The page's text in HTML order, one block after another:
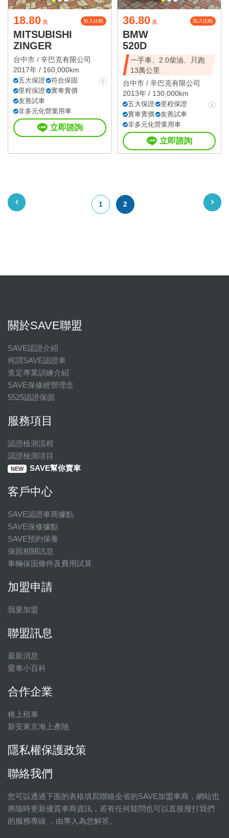
18.80 萬 加入比較
MITSUBISHI
ZINGER
台中市 / 辛巴克有限公司
2017年 / 160,000km
五大保證
符合保固
里程保證
實車實價
友善試車
非多元化營業用車
立即諮詢
36.80 萬 加入比較
BMW
520D
一手車、2.0柴油、只跑
13萬公里
台中市 / 辛巴克有限公司
2013年 / 130,000km
五大保證
里程保證
實車實價
友善試車
非多元化營業用車
立即諮詢
1 2
關於SAVE聯盟
SAVE認證介紹
何謂SAVE認證車
查定專業訓練介紹
SAVE保修經營理念
5525認證保固
服務項目
認證檢測流程
認證檢測項目
NEW SAVE幫你賣車
客戶中心
SAVE認證車商據點
SAVE保修據點
SAVE預約保養
保固相關訊息
車輛保固條件及費用試算
加盟申請
我要加盟
聯盟訊息
最新消息
愛車小百科
合作企業
格上租車
新安東京海上產險
隱私權保護政策
聯絡我們
您可以透過下面的表格填寫聯絡全省的SAVE加盟車商，網站也
將隨時更新優質車商資訊，若有任何疑問也可以直接撥打我們
的服務專線 ，由專人為您解答。